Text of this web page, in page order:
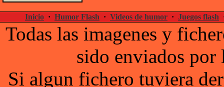
Inicio · Humor Flash · Videos de humor · Juegos flash
Todas las imagenes y
sido enviados por
Si algun fichero tuviera